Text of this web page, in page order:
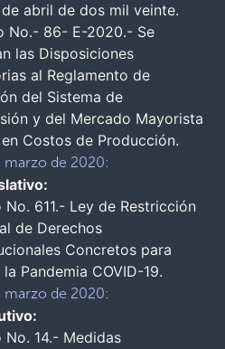
abril de dos mil veinte.
No.- 86- E-2020.- Se
las Disposiciones
al Reglamento de
del Sistema de
y del Mercado Mayorista
Costos de Producción.
de 2020:
No. 611.- Ley de Restricción
de Derechos
Concretos para
Pandemia COVID-19.
de 2020:
No. 14.- Medidas